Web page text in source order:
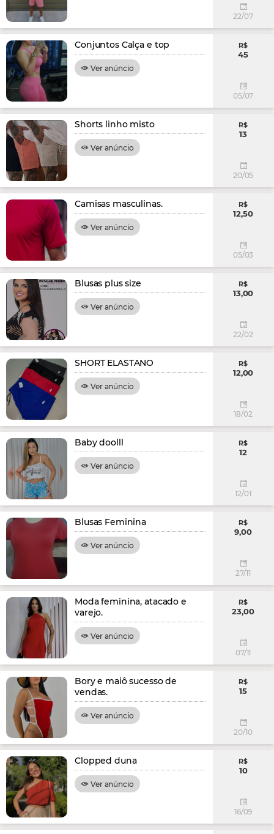
22/07
Conjuntos Calça e top
Ver anúncio
R$
45
05/07
Shorts linho misto
Ver anúncio
R$
13
20/05
Camisas masculinas.
Ver anúncio
R$
12,50
05/03
Blusas plus size
Ver anúncio
R$
13,00
22/02
SHORT ELASTANO
Ver anúncio
R$
12,00
18/02
Baby doolll
Ver anúncio
R$
12
12/01
Blusas Feminina
Ver anúncio
R$
9,00
27/11
Moda feminina, atacado e
varejo.
Ver anúncio
R$
23,00
07/11
Bory e maiô sucesso de
vendas.
Ver anúncio
R$
15
20/10
Clopped duna
Ver anúncio
R$
10
16/09